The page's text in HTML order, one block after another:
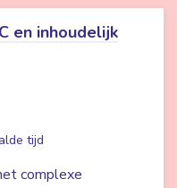
en inhoudelijk
tijd
complexe